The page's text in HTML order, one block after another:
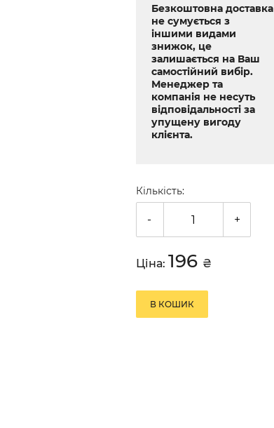
Безкоштовна доставка
не сумується з
іншими видами
знижок, це
залишається на Ваш
самостійний вибір.
Менеджер та
компанія не несуть
відповідальності за
упущену вигоду
клієнта.
Кількість:
- +
Ціна: 196 ₴
В КОШИК